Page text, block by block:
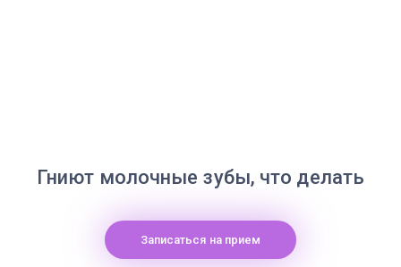
Гниют молочные зубы, что делать
Записаться на прием